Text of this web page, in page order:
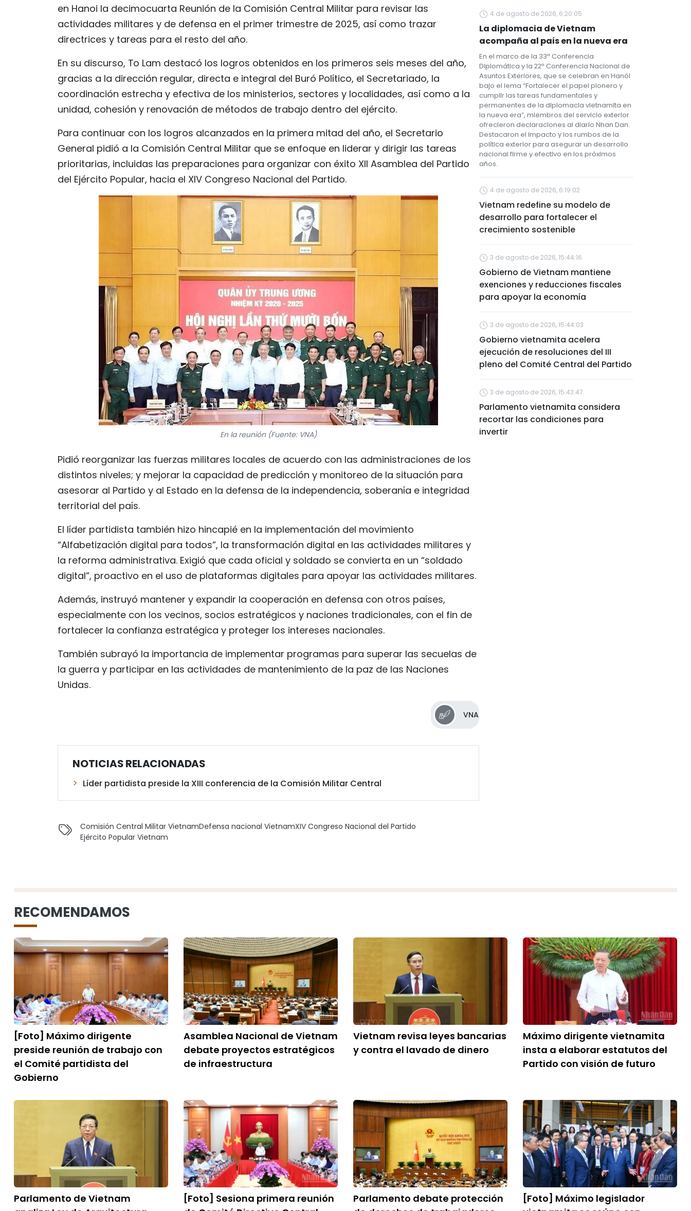
en Hanoi la decimocuarta Reunión de la Comisión Central Militar para revisar las
actividades militares y de defensa en el primer trimestre de 2025, así como trazar
directrices y tareas para el resto del año.
En su discurso, To Lam destacó los logros obtenidos en los primeros seis meses del año,
gracias a la dirección regular, directa e integral del Buró Político, el Secretariado, la
coordinación estrecha y efectiva de los ministerios, sectores y localidades, así como a la
unidad, cohesión y renovación de métodos de trabajo dentro del ejército.
Para continuar con los logros alcanzados en la primera mitad del año, el Secretario
General pidió a la Comisión Central Militar que se enfoque en liderar y dirigir las tareas
prioritarias, incluidas las preparaciones para organizar con éxito XII Asamblea del Partido
del Ejército Popular, hacia el XIV Congreso Nacional del Partido.
En la reunión (Fuente: VNA)
Pidió reorganizar las fuerzas militares locales de acuerdo con las administraciones de los
distintos niveles; y mejorar la capacidad de predicción y monitoreo de la situación para
asesorar al Partido y al Estado en la defensa de la independencia, soberanía e integridad
territorial del país.
El líder partidista también hizo hincapié en la implementación del movimiento
“Alfabetización digital para todos”, la transformación digital en las actividades militares y
la reforma administrativa. Exigió que cada oficial y soldado se convierta en un “soldado
digital”, proactivo en el uso de plataformas digitales para apoyar las actividades militares.
Además, instruyó mantener y expandir la cooperación en defensa con otros países,
especialmente con los vecinos, socios estratégicos y naciones tradicionales, con el fin de
fortalecer la confianza estratégica y proteger los intereses nacionales.
También subrayó la importancia de implementar programas para superar las secuelas de
la guerra y participar en las actividades de mantenimiento de la paz de las Naciones
Unidas.
VNA
NOTICIAS RELACIONADAS
Líder partidista preside la XIII conferencia de la Comisión Militar Central
Comisión Central Militar VietnamDefensa nacional VietnamXIV Congreso Nacional del Partido
Ejército Popular Vietnam
4 de agosto de 2026, 6:20:05
La diplomacia de Vietnam
acompaña al país en la nueva era
En el marco de la 33ª Conferencia
Diplomática y la 22ª Conferencia Nacional de
Asuntos Exteriores, que se celebran en Hanói
bajo el lema “Fortalecer el papel pionero y
cumplir las tareas fundamentales y
permanentes de la diplomacia vietnamita en
la nueva era”, miembros del servicio exterior
ofrecieron declaraciones al diario Nhan Dan.
Destacaron el impacto y los rumbos de la
política exterior para asegurar un desarrollo
nacional firme y efectivo en los próximos
años.
4 de agosto de 2026, 6:19:02
Vietnam redefine su modelo de
desarrollo para fortalecer el
crecimiento sostenible
3 de agosto de 2026, 15:44:16
Gobierno de Vietnam mantiene
exenciones y reducciones fiscales
para apoyar la economía
3 de agosto de 2026, 15:44:03
Gobierno vietnamita acelera
ejecución de resoluciones del III
pleno del Comité Central del Partido
3 de agosto de 2026, 15:43:47
Parlamento vietnamita considera
recortar las condiciones para
invertir
RECOMENDAMOS
[Foto] Máximo dirigente
preside reunión de trabajo con
el Comité partidista del
Gobierno
Asamblea Nacional de Vietnam
debate proyectos estratégicos
de infraestructura
Vietnam revisa leyes bancarias
y contra el lavado de dinero
Máximo dirigente vietnamita
insta a elaborar estatutos del
Partido con visión de futuro
Parlamento de Vietnam
[Foto] Sesiona primera reunión
Parlamento debate protección
[Foto] Máximo legislador